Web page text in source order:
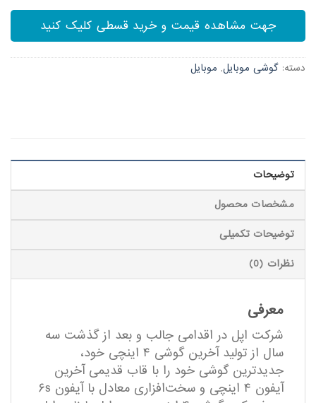
جهت مشاهده قیمت و خرید قسطی کلیک کنید
دسته: گوشی موبایل, موبایل
توضیحات
مشخصات محصول
توضیحات تکمیلی
نظرات (0)
معرفی
شرکت اپل در اقدامی جالب و بعد از گذشت سه
سال از تولید آخرین گوشی ۴ اینچی خود،
جدیدترین گوشی خود را با قاب قدیمی آخرین
آیفون ۴ اینچی و سخت‌افزاری معادل با آیفون ۶s